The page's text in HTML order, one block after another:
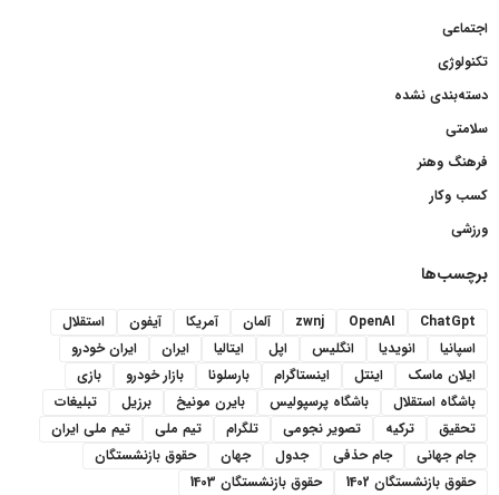
اجتماعی
تکنولوژی
دسته‌بندی نشده
سلامتی
فرهنگ وهنر
کسب وکار
ورزشی
برچسب‌ها
ChatGpt
OpenAI
zwnj آلمان آمریکا آیفون
استقلال
اسپانیا
انویدیا انگلیس اپل ایتالیا ایران
ایران خودرو
ایلان ماسک
اینتل اینستاگرام بارسلونا بازار خودرو
بازی
باشگاه استقلال
باشگاه پرسپولیس بایرن مونیخ برزیل
تبلیغات
تحقیق
ترکیه تصویر نجومی تلگرام تیم ملی
تیم ملی ایران
جام جهانی
جام حذفی جدول جهان
حقوق بازنشستگان
حقوق بازنشستگان 1402
حقوق بازنشستگان 1403